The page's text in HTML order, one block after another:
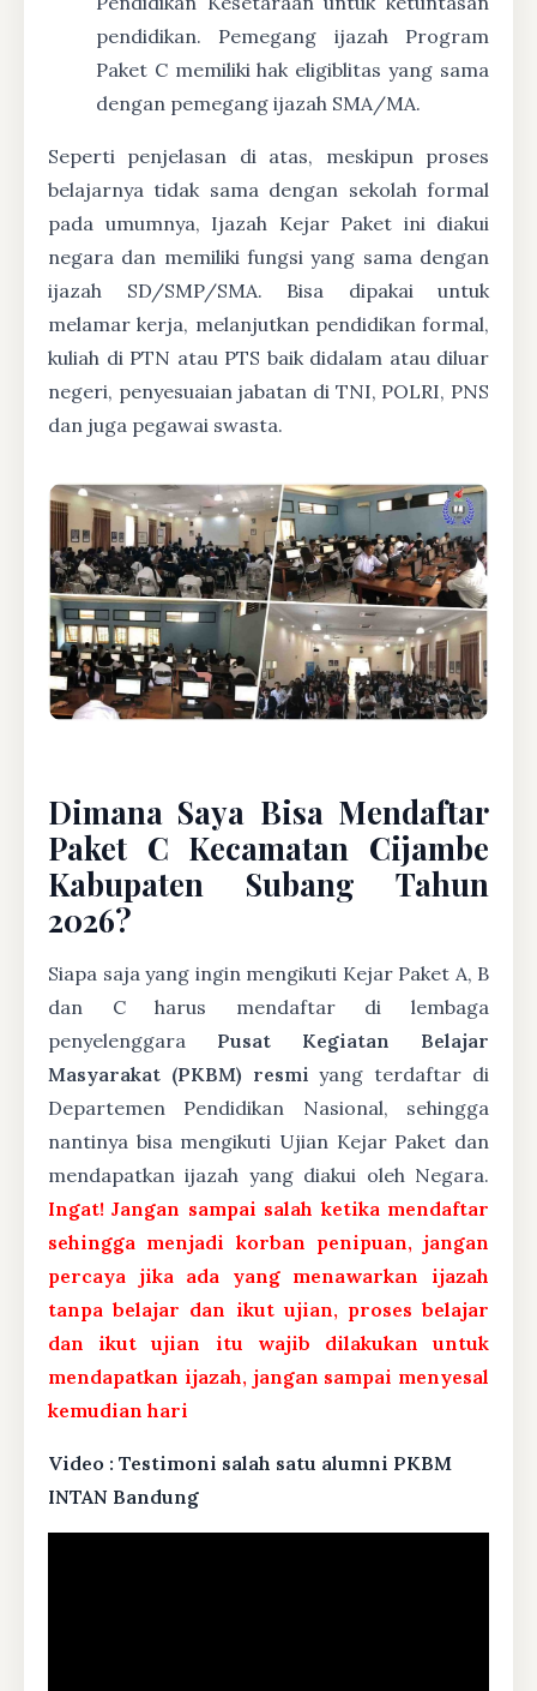
pendidikan. Pemegang ijazah Program
Paket C memiliki hak eligiblitas yang sama
dengan pemegang ijazah SMA/MA.
Seperti penjelasan di atas, meskipun proses
belajarnya tidak sama dengan sekolah formal
pada umumnya, Ijazah Kejar Paket ini diakui
negara dan memiliki fungsi yang sama dengan
ijazah SD/SMP/SMA. Bisa dipakai untuk
melamar kerja, melanjutkan pendidikan formal,
kuliah di PTN atau PTS baik didalam atau diluar
negeri, penyesuaian jabatan di TNI, POLRI, PNS
dan juga pegawai swasta.
Dimana Saya Bisa Mendaftar
Paket C Kecamatan Cijambe
Kabupaten Subang Tahun
2026?
Siapa saja yang ingin mengikuti Kejar Paket A, B
dan C harus mendaftar di lembaga
penyelenggara Pusat Kegiatan Belajar
Masyarakat (PKBM) resmi yang terdaftar di
Departemen Pendidikan Nasional, sehingga
nantinya bisa mengikuti Ujian Kejar Paket dan
mendapatkan ijazah yang diakui oleh Negara.
Ingat! Jangan sampai salah ketika mendaftar
sehingga menjadi korban penipuan, jangan
percaya jika ada yang menawarkan ijazah
tanpa belajar dan ikut ujian, proses belajar
dan ikut ujian itu wajib dilakukan untuk
mendapatkan ijazah, jangan sampai menyesal
kemudian hari
Video : Testimoni salah satu alumni PKBM
INTAN Bandung